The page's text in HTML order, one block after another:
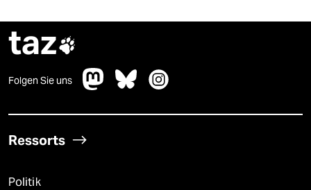
taz
Folgen Sie uns
Ressorts
Politik